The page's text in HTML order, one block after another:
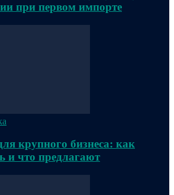
при первом импорте
крупного бизнеса: как
и что предлагают